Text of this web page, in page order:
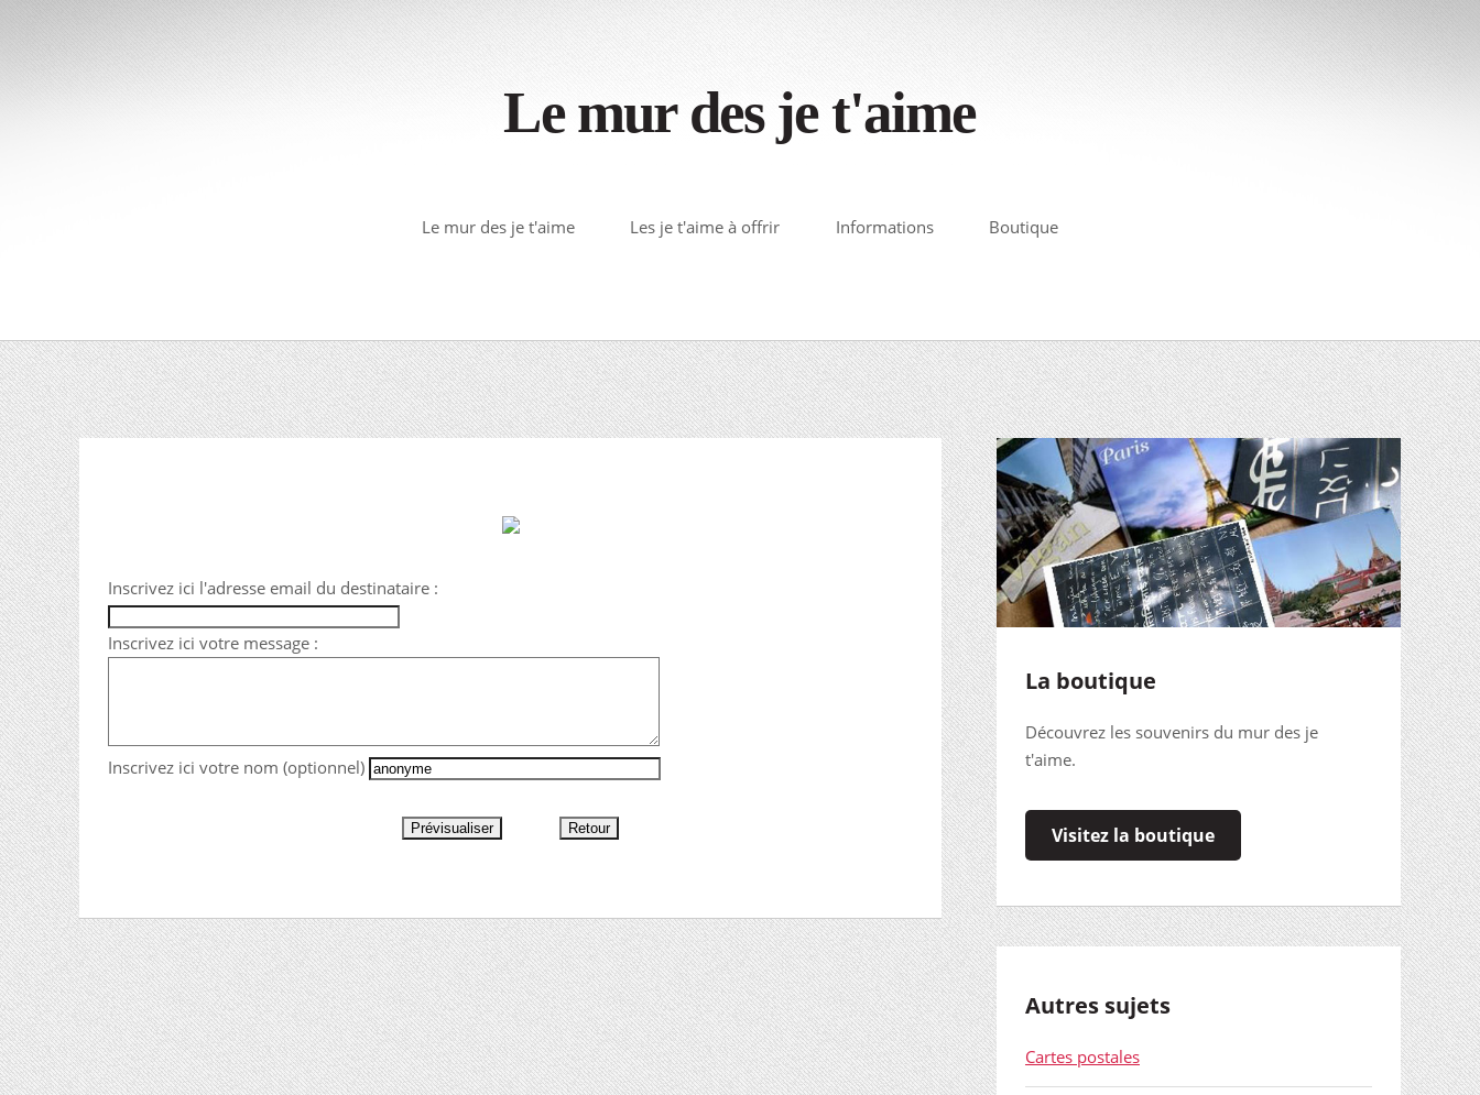
Le mur des je t'aime
Le mur des je t'aime Les je t'aime à offrir Informations Boutique
Inscrivez ici l'adresse email du destinataire :
Inscrivez ici votre message :
Inscrivez ici votre nom (optionnel)
La boutique
Découvrez les souvenirs du mur des je
t'aime.
Visitez la boutique
Autres sujets
Cartes postales